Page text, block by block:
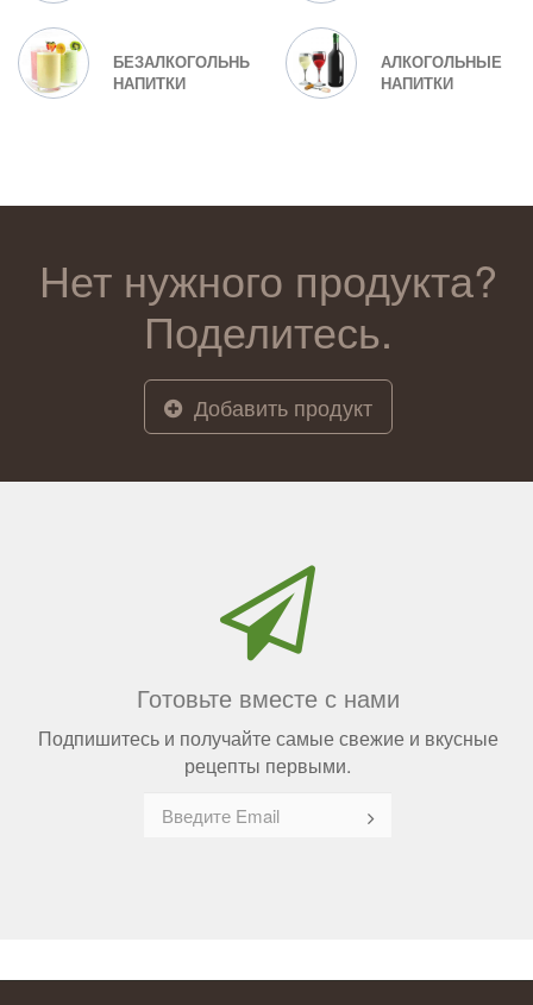
БЕЗАЛКОГОЛЬНЫЕ
НАПИТКИ
АЛКОГОЛЬНЫЕ
НАПИТКИ
Нет нужного продукта?
Поделитесь.
Добавить продукт
Готовьте вместе с нами
Подпишитесь и получайте самые свежие и вкусные
рецепты первыми.